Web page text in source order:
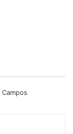
Campos